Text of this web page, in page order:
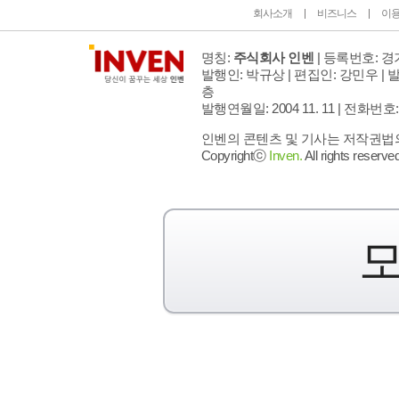
회사소개 비즈니스 이
명칭: 주식회사 인벤 | 등록번호: 경
발행인: 박규상 | 편집인: 강민우 |
층
발행연월일: 2004 11. 11 | 전화번호
인벤의 콘텐츠 및 기사는 저작권
Copyrightⓒ Inven.All rights